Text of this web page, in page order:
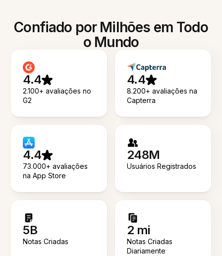
Confiado por Milhões em Todo
o Mundo
4.4
2.100+ avaliações no
G2
4.4
8.200+ avaliações na
Capterra
4.4
73.000+ avaliações
na App Store
248M
Usuários Registrados
5B
Notas Criadas
2 mi
Notas Criadas
Diariamente